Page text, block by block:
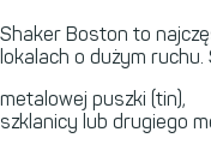
Shaker Boston to
lokalach o dużym ruchu.
metalowej puszki (tin),
szklanicy lub drugiego